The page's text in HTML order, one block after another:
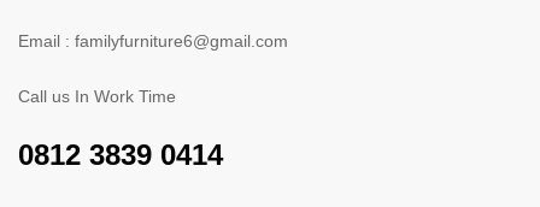
Email : familyfurniture6@gmail.com
Call us In Work Time
0812 3839 0414